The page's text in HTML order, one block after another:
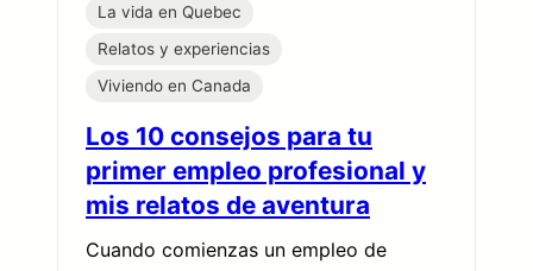
La vida en Quebec
Relatos y experiencias
Viviendo en Canada
Los 10 consejos para tu
primer empleo profesional y
mis relatos de aventura
Cuando comienzas un empleo de